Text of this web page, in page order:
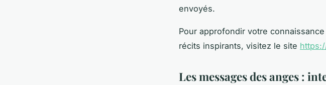
envoyés.
Pour approfondir votre
récits inspirants, visitez le site
Les messages des anges :